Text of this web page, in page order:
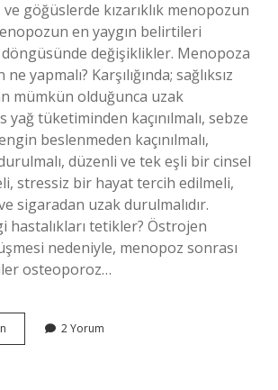
göğüslerde kızarıklık menopozun
en yaygın belirtileri
döngüsünde değişiklikler. Menopoza
yapmalı? Karşılığında; sağlıksız
mümkün olduğunca uzak
yağ tüketiminden kaçınılmalı, sebze
beslenmeden kaçınılmalı,
düzenli ve tek eşli bir cinsel
stressiz bir hayat tercih edilmeli,
sigaradan uzak durulmalıdır.
hastalıkları tetikler? Östrojen
nedeniyle, menopoz sonrası
osteoporoz…
Menopoza
Giren
2 Yorum